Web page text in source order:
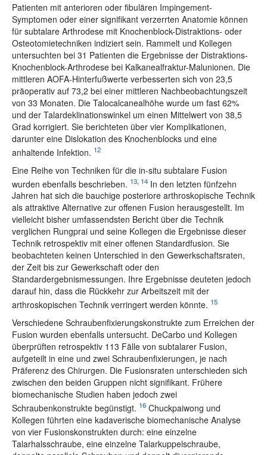
Patienten mit anterioren oder fibulären Impingement-
Symptomen oder einer signifikant verzerrten Anatomie können
für subtalare Arthrodese mit Knochenblock-Distraktions- oder
Osteotomietechniken indiziert sein. Rammelt und Kollegen
untersuchten bei 31 Patienten die Ergebnisse der Distraktions-
Knochenblock-Arthrodese bei Kalkanealfraktur-Malunionen. Die
mittleren AOFA-Hinterfußwerte verbesserten sich von 23,5
präoperativ auf 73,2 bei einer mittleren Nachbeobachtungszeit
von 33 Monaten. Die Talocalcanealhöhe wurde um fast 62%
und der Talardeklinationswinkel um einen Mittelwert von 38,5
Grad korrigiert. Sie berichteten über vier Komplikationen,
darunter eine Dislokation des Knochenblocks und eine
anhaltende Infektion. 12
Eine Reihe von Techniken für die in-situ subtalare Fusion
wurden ebenfalls beschrieben. 13, 14 In den letzten fünfzehn
Jahren hat sich die bauchige posteriore arthroskopische Technik
als attraktive Alternative zur offenen Fusion herausgestellt. Im
vielleicht bisher umfassendsten Bericht über die Technik
verglichen Rungprai und seine Kollegen die Ergebnisse dieser
Technik retrospektiv mit einer offenen Standardfusion. Sie
beobachteten keinen Unterschied in den Gewerkschaftsraten,
der Zeit bis zur Gewerkschaft oder den
Standardergebnismessungen. Ihre Ergebnisse deuteten jedoch
darauf hin, dass die Rückkehr zur Arbeitszeit mit der
arthroskopischen Technik verringert werden könnte. 15
Verschiedene Schraubenfixierungskonstrukte zum Erreichen der
Fusion wurden ebenfalls untersucht. DeCarbo und Kollegen
überprüften retrospektiv 113 Fälle von subtalarer Fusion,
aufgeteilt in eine und zwei Schraubenfixierungen, je nach
Präferenz des Chirurgen. Die Fusionsraten unterschieden sich
zwischen den beiden Gruppen nicht signifikant. Frühere
biomechanische Studien haben jedoch zwei
Schraubenkonstrukte begünstigt. 16 Chuckpaiwong und
Kollegen führten eine kadaverische biomechanische Analyse
von vier Fusionskonstrukten durch: eine einzelne
Talarhalsschraube, eine einzelne Talarkuppelschraube,